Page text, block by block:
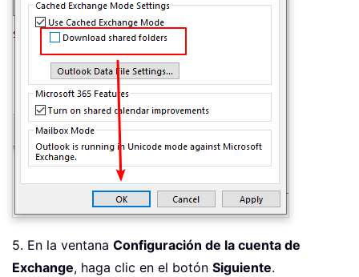
5. En la ventana Configuración de la cuenta de
Exchange, haga clic en el botón Siguiente.